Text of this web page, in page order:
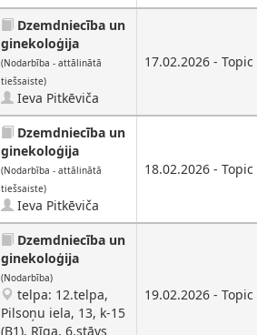
Dzemdniecība un
ginekoloģija
(Nodarbība - attālinātā
tiešsaiste)
Ieva Pitkēviča
17.02.2026 - Topic
Dzemdniecība un
ginekoloģija
(Nodarbība - attālinātā
tiešsaiste)
Ieva Pitkēviča
18.02.2026 - Topic
Dzemdniecība un
ginekoloģija
(Nodarbība)
telpa: 12.telpa,
Pilsoņu iela, 13, k-15
(B1), Rīga, 6.stāvs
19.02.2026 -